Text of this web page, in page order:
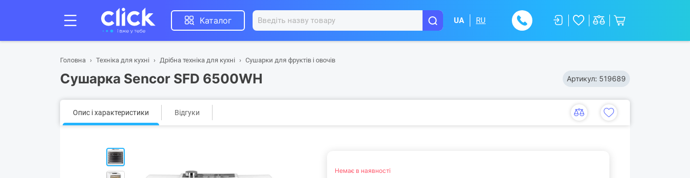
Каталог UA RU
Головна Техніка для кухні Дрібна техніка для кухні Сушарки для фруктів і овочів
Сушарка Sencor SFD 6500WH Артикул: 519689
Опис і характеристики Відгуки
Немає в наявності